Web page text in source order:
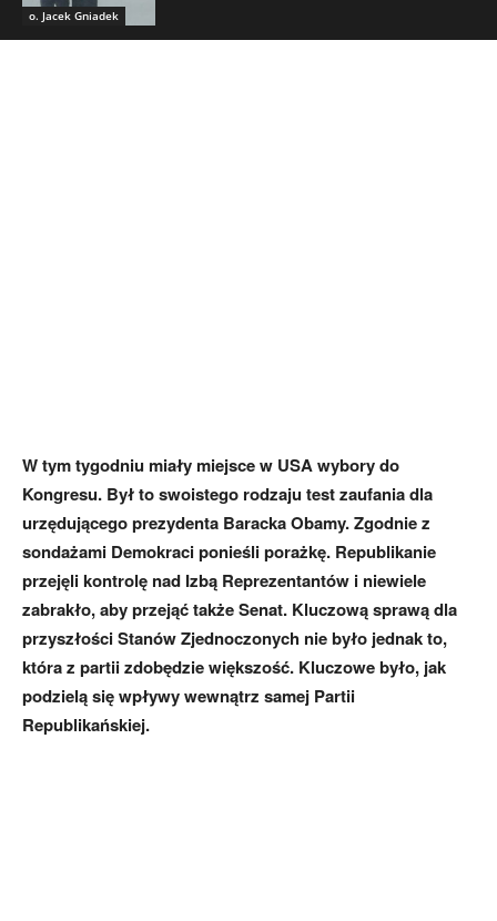
o. Jacek Gniadek
W tym tygodniu miały miejsce w USA wybory do
Kongresu. Był to swoistego rodzaju test zaufania dla
urzędującego prezydenta Baracka Obamy. Zgodnie z
sondażami Demokraci ponieśli porażkę. Republikanie
przejęli kontrolę nad Izbą Reprezentantów i niewiele
zabrakło, aby przejąć także Senat. Kluczową sprawą dla
przyszłości Stanów Zjednoczonych nie było jednak to,
która z partii zdobędzie większość. Kluczowe było, jak
podzielą się wpływy wewnątrz samej Partii
Republikańskiej.